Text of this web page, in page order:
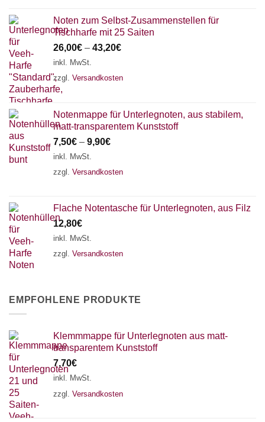
Noten zum Selbst-Zusammenstellen für
Tischharfe mit 25 Saiten
26,00€ – 43,20€
inkl. MwSt.
zzgl. Versandkosten
Notenmappe für Unterlegnoten, aus stabilem,
matt-transparentem Kunststoff
7,50€ – 9,90€
inkl. MwSt.
zzgl. Versandkosten
Flache Notentasche für Unterlegnoten, aus Filz
12,80€
inkl. MwSt.
zzgl. Versandkosten
EMPFOHLENE PRODUKTE
Klemmmappe für Unterlegnoten aus matt-
transparentem Kunststoff
7,70€
inkl. MwSt.
zzgl. Versandkosten